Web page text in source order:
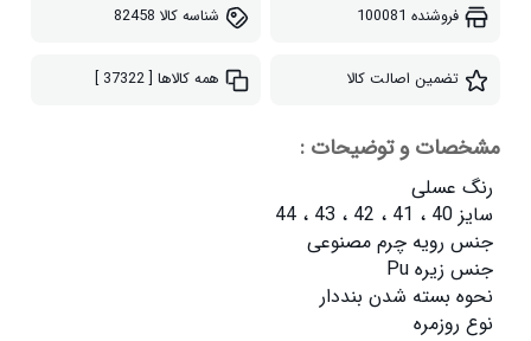
فروشنده 100081 شناسه کالا 82458
تضمین اصالت کالا همه کالاها [ 37322 ]
مشخصات و توضیحات :